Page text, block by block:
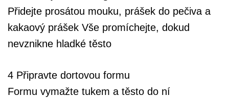
Přidejte prosátou mouku, prášek do pečiva a
kakaový prášek Vše promíchejte, dokud
nevznikne hladké těsto
4 Připravte dortovou formu
Formu vymažte tukem a těsto do ní